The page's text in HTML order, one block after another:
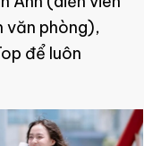
văn phòng),
để luôn